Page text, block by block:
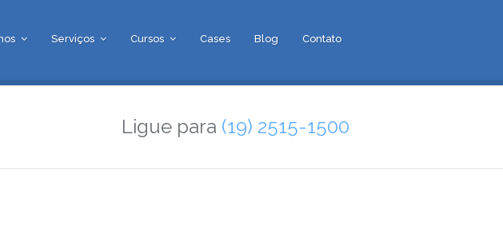
Serviços Cursos Cases Blog Contato
Ligue para (19) 2515-1500